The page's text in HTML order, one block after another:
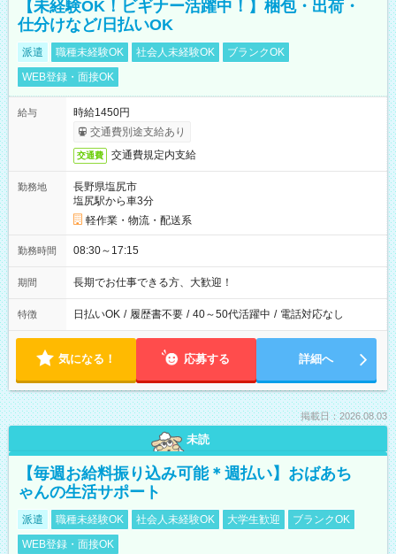
【未経験OK！ビギナー活躍中！】梱包・出荷・
仕分けなど/日払いOK
派遣 職種未経験OK 社会人未経験OK
ブランクOK
WEB登録・面接OK
給与
時給1450円
交通費別途支給あり
交通費 交通費規定内支給
勤務地
長野県塩尻市
塩尻駅から車3分
軽作業・物流・配送系
勤務時間 08:30～17:15
期間 長期でお仕事できる方、大歓迎！
特徴 日払いOK / 履歴書不要 / 40～50代活躍中 / 電話対応なし
気になる！ 応募する 詳細へ
掲載日：2026.08.03
未読
【毎週お給料振り込み可能＊週払い】おばあち
ゃんの生活サポート
派遣 職種未経験OK 社会人未経験OK 大学生歓迎
ブランクOK
WEB登録・面接OK